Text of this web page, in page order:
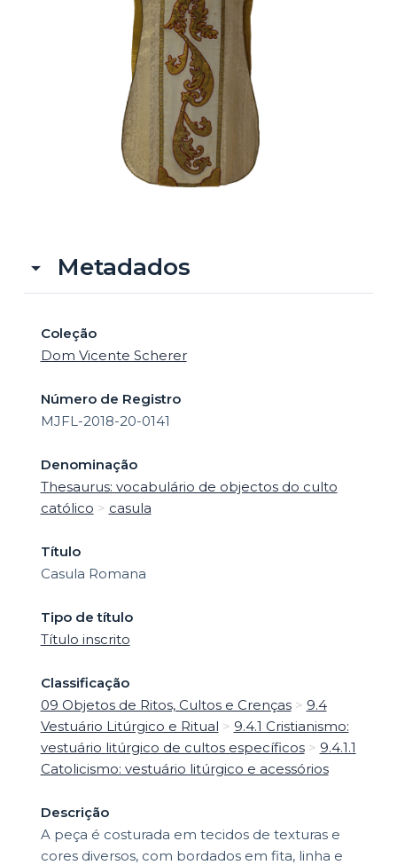
Metadados
Coleção
Dom Vicente Scherer
Número de Registro
MJFL-2018-20-0141
Denominação
Thesaurus: vocabulário de objectos do culto
católico > casula
Título
Casula Romana
Tipo de título
Título inscrito
Classificação
09 Objetos de Ritos, Cultos e Crenças> 9.4
Vestuário Litúrgico e Ritual > 9.4.1 Cristianismo:
vestuário litúrgico de cultos específicos> 9.4.1.1
Catolicismo: vestuário litúrgico e acessórios
Descrição
A peça é costurada em tecidos de texturas e
cores diversos, com bordados em fita, linha e